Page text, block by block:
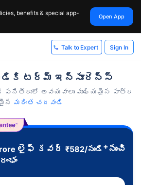
benefits & special app-
Open App
Talk to Expert Sign In
టర్మ్ ఇన్సూరెన్స్
పనితీరులో అవయవాలు ముఖ్యమైన పాత్ర
మరింత చదవండి
లైఫ్ కవర్ ₹582/నుండి +నుంచి